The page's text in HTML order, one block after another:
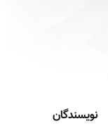
نویسندگان